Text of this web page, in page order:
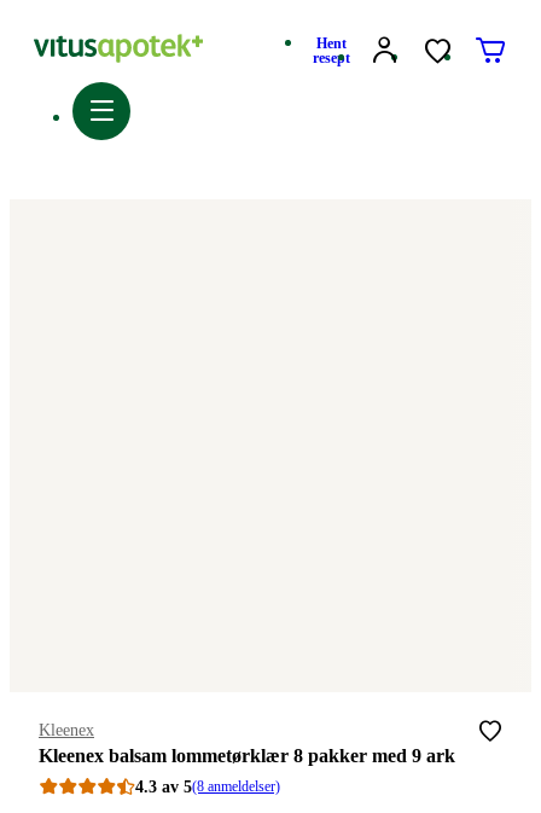
Hent
resept
Merke:
Kleenex
Kleenex balsam lommetørklær 8 pakker med 9 ark
4.3 av 5(8 anmeldelser)